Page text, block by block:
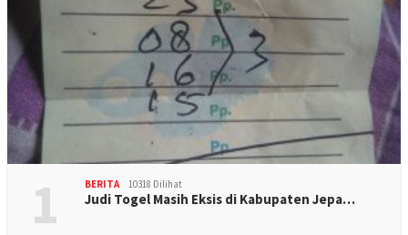
1 BERITA 10318 Dilihat
Judi Togel Masih Eksis di Kabupaten Jepa…